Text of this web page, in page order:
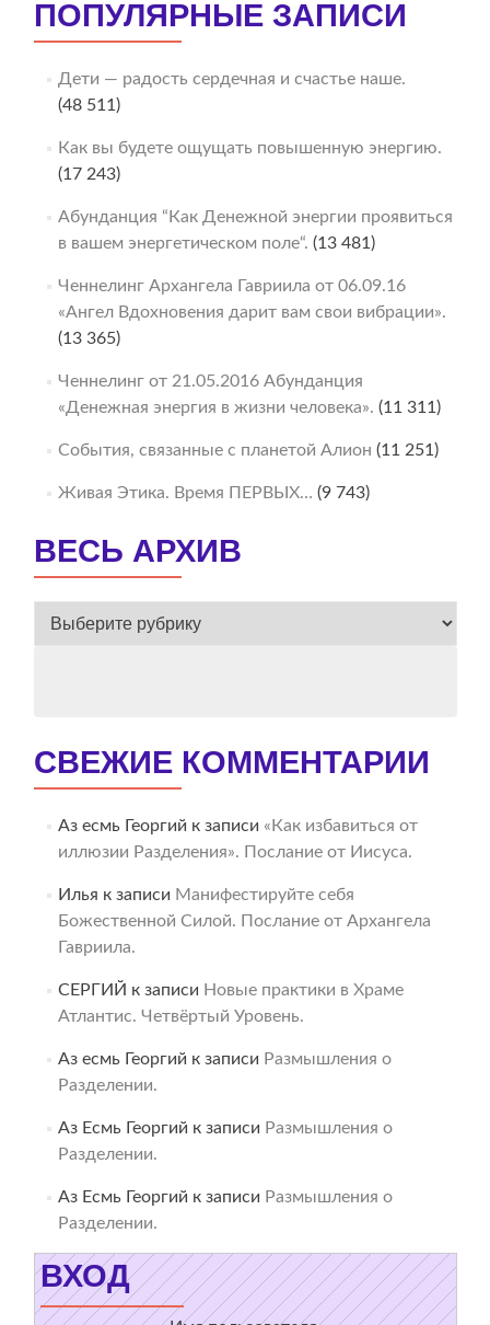
ПОПУЛЯРНЫЕ ЗАПИСИ
Дети — радость сердечная и счастье наше.
(48 511)
Как вы будете ощущать повышенную энергию.
(17 243)
Абунданция “Как Денежной энергии проявиться
в вашем энергетическом поле“. (13 481)
Ченнелинг Архангела Гавриила от 06.09.16
«Ангел Вдохновения дарит вам свои вибрации».
(13 365)
Ченнелинг от 21.05.2016 Абунданция
«Денежная энергия в жизни человека». (11 311)
События, связанные с планетой Алион (11 251)
Живая Этика. Время ПЕРВЫХ… (9 743)
ВЕСЬ АРХИВ
ВЕСЬ
СВЕЖИЕ КОММЕНТАРИИ
Аз есмь Георгий к записи «Как избавиться от
иллюзии Разделения». Послание от Иисуса.
Илья к записи Манифестируйте себя
Божественной Силой. Послание от Архангела
Гавриила.
СЕРГИЙ к записи Новые практики в Храме
Атлантис. Четвёртый Уровень.
Аз есмь Георгий к записи Размышления о
Разделении.
Аз Есмь Георгий к записи Размышления о
Разделении.
Аз Есмь Георгий к записи Размышления о
Разделении.
ВХОД